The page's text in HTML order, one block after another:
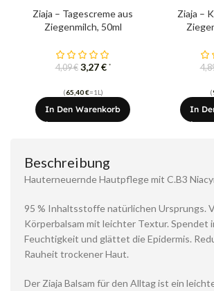
Ziaja – Tagescreme aus
Ziegenmilch, 50ml
4,09€ 3,27€ *
(65,40€=1L)
In Den Warenkorb
Ziaja –
(
In
Beschreibung
Hauterneuernde Hautpflege mit C.B3
95 % Inhaltsstoffe natürlichen Ursprungs.
Körperbalsam mit leichter Textur. Spendet
Feuchtigkeit und glättet die Epidermis.
Rauheit trockener Haut.
Der Ziaja Balsam für den Alltag ist ein